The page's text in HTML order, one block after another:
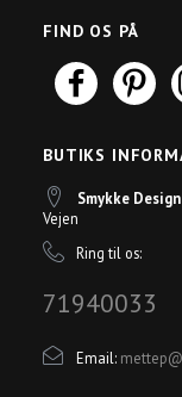
FIND OS PÅ
BUTIKS
Smykke
Vejen
Ring til os:
71940033
Email: